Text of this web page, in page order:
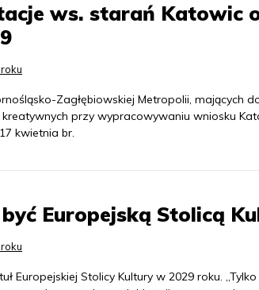
ws. starań Katowic
Zagłębiowskiej Metropolii, mających
przy wypracowywaniu wniosku
kwietnia br.
Europejską Stolicą
Europejskiej Stolicy Kultury w 2029 roku.